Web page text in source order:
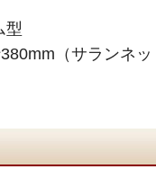
型
（サランネッ